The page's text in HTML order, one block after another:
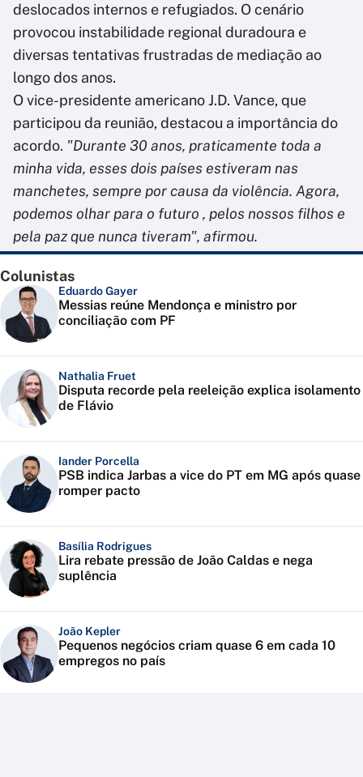
deslocados internos e refugiados. O cenário
provocou instabilidade regional duradoura e
diversas tentativas frustradas de mediação ao
longo dos anos.
O vice-presidente americano J.D. Vance, que
participou da reunião, destacou a importância do
acordo. "Durante 30 anos, praticamente toda a
minha vida, esses dois países estiveram nas
manchetes, sempre por causa da violência. Agora,
podemos olhar para o futuro , pelos nossos filhos e
pela paz que nunca tiveram", afirmou.
Colunistas
Eduardo Gayer
Messias reúne Mendonça e ministro por
conciliação com PF
Nathalia Fruet
Disputa recorde pela reeleição explica isolamento
de Flávio
Iander Porcella
PSB indica Jarbas a vice do PT em MG após quase
romper pacto
Basília Rodrigues
Lira rebate pressão de João Caldas e nega
suplência
João Kepler
Pequenos negócios criam quase 6 em cada 10
empregos no país